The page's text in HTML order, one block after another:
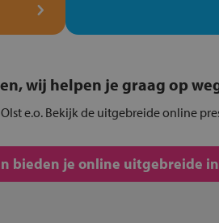
wij helpen je graag op
e.o. Bekijk de uitgebreide online
bieden je online uitgebreide